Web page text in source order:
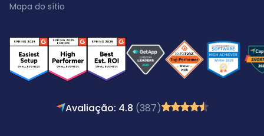
Mapa do sítio
Avaliação: 4.8 (387)